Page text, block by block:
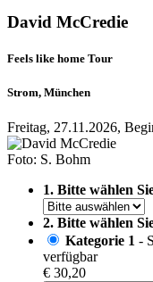
David McCredie
Feels like home Tour
Strom, München
Freitag, 27.11.2026,
Foto: S. Bohm
1. Bitte wählen
2. Bitte wählen
Kategorie 1 -
verfügbar
€ 30,20